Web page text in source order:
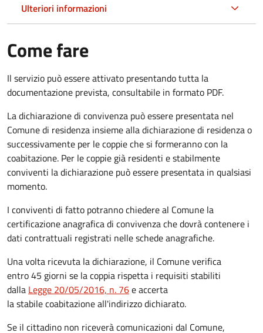
Ulteriori informazioni
Come fare
Il servizio può essere attivato presentando tutta la
documentazione prevista, consultabile in formato PDF.
La dichiarazione di convivenza può essere presentata nel
Comune di residenza insieme alla dichiarazione di residenza o
successivamente per le coppie che si formeranno con la
coabitazione. Per le coppie già residenti e stabilmente
conviventi la dichiarazione può essere presentata in qualsiasi
momento.
I conviventi di fatto potranno chiedere al Comune la
certificazione anagrafica di convivenza che dovrà contenere i
dati contrattuali registrati nelle schede anagrafiche.
Una volta ricevuta la dichiarazione, il Comune verifica
entro 45 giorni se la coppia rispetta i requisiti stabiliti
dalla Legge 20/05/2016, n. 76e accerta
la stabile coabitazione all'indirizzo dichiarato.
Se il cittadino non riceverà comunicazioni dal Comune,